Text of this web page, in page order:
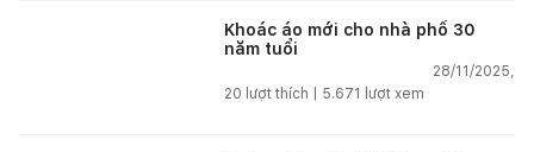
Khoác áo mới cho nhà phố 30
năm tuổi
28/11/2025,
20 lượt thích | 5.671 lượt xem